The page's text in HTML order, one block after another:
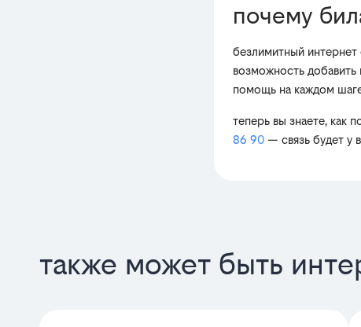
почему
безлимитный интернет
возможность
помощь на каждом
теперь вы знаете, как
86 90 — связь будет у
также может быть